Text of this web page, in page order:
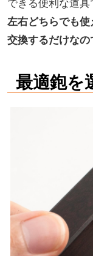
左右どちらでも
交換するだけなの
最適鉋を